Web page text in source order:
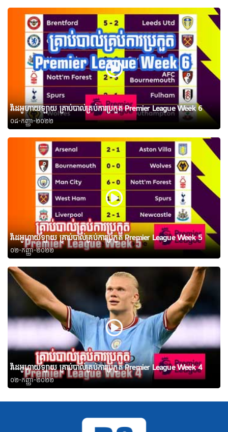
វីដេអូហាយឡាយ គ្រាប់បាល់គ្រប់ការប្រកួត Premier League Week 6
០៨-កញ្ញា-២០២២
វីដេអូហាយឡាយ គ្រាប់បាល់គ្រប់ការប្រកួត Premier League Week 5
០២-កញ្ញា-២០២២
វីដេអូហាយឡាយ គ្រាប់បាល់គ្រប់ការប្រកួត Premier League Week 4
០២-កញ្ញា-២០២២